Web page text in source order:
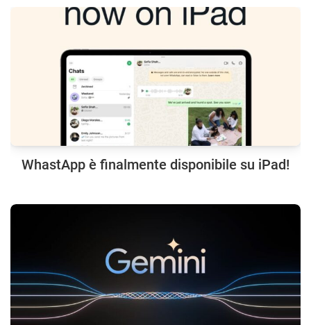
WhastApp è finalmente disponibile su iPad!